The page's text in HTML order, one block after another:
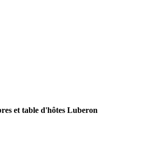
et table d'hôtes Luberon